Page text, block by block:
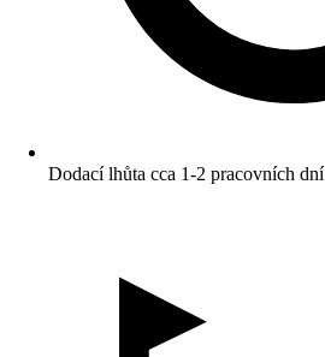
Dodací lhůta cca 1-2 pracovních dní